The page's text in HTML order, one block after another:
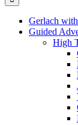
Gerlach
Guided
High